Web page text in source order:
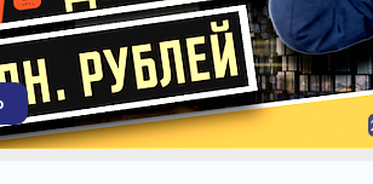
концерну «Алмаз-Антей», с 2015 фактически
а к 2017 были снесены все его
МНИИПА, в продолжение начатого жилого
12 монолитно-каркасных зданийЖК
где можно приобрести как самые
на «Авиамоторной» (студии от 20,6
и очень просторные (четырехкомнатные до